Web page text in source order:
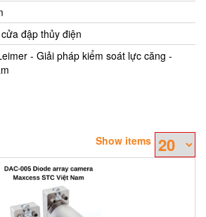
đập thủy điện
- Giải pháp kiểm soát lực căng -
Show items